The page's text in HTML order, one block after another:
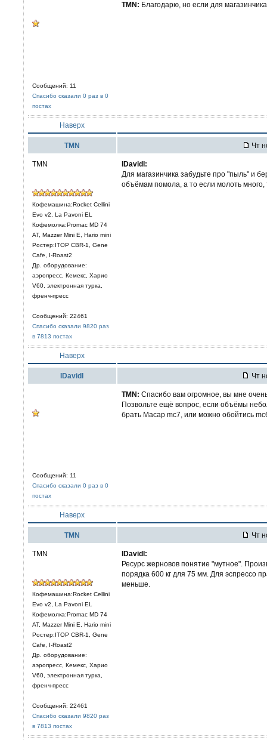
Сообщений: 11
Спасибо сказали 0 раз в 0
постах
TMN: Благодарю, но если для
Наверх
TMN Чт
TMN
Кофемашина:Rocket Cellini
Evo v2, La Pavoni EL
Кофемолка:Promac MD 74
AT, Mazzer Mini E, Hario mini
Ростер:ITOP CBR-1, Gene
Cafe, I-Roast2
Др. оборудование:
аэропресс, Кемекс, Харио
V60, электронная турка,
френч-пресс
Сообщений: 22461
Спасибо сказали 9820 раз
в 7813 постах
IDavidI:
Для магазинчика забудьте про "пыль" и
объёмам помола, а то если молоть
Наверх
IDavidI Чт
Сообщений: 11
Спасибо сказали 0 раз в 0
постах
TMN: Спасибо вам огромное, вы мне
Позвольте ещё вопрос, если объёмы
брать Macap mc7, или можно обойтись
Наверх
TMN Чт
TMN
Кофемашина:Rocket Cellini
Evo v2, La Pavoni EL
Кофемолка:Promac MD 74
AT, Mazzer Mini E, Hario mini
Ростер:ITOP CBR-1, Gene
Cafe, I-Roast2
Др. оборудование:
аэропресс, Кемекс, Харио
V60, электронная турка,
френч-пресс
Сообщений: 22461
Спасибо сказали 9820 раз
в 7813 постах
IDavidI:
Ресурс жерновов понятие "мутное".
порядка 600 кг для 75 мм. Для эспрессо
меньше.